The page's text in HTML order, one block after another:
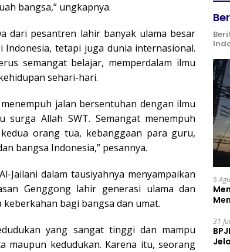
bangsa,” ungkapnya.
dari pesantren lahir banyak ulama besar
tetapi juga dunia internasional.
semangat belajar, memperdalam ilmu
sehari-hari.
jalan bersentuhan dengan ilmu
surga Allah SWT. Semangat menempuh
orang tua, kebanggaan para guru,
bangsa Indonesia,” pesannya.
Jailani dalam tausiyahnya menyampaikan
Genggong lahir generasi ulama dan
bagi bangsa dan umat.
yang sangat tinggi dan mampu
maupun kedudukan. Karena itu, seorang
5
31